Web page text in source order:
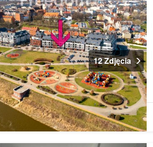
12 Zdjęcia